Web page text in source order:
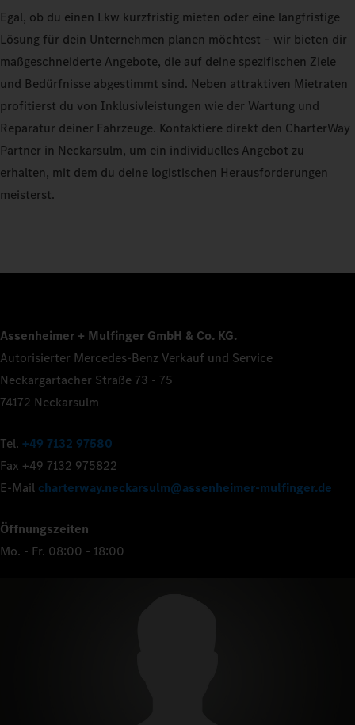
Egal, ob du einen Lkw kurzfristig mieten oder eine langfristige
Lösung für dein Unternehmen planen möchtest – wir bieten dir
maßgeschneiderte Angebote, die auf deine spezifischen Ziele
und Bedürfnisse abgestimmt sind. Neben attraktiven Mietraten
profitierst du von Inklusivleistungen wie der Wartung und
Reparatur deiner Fahrzeuge. Kontaktiere direkt den CharterWay
Partner in Neckarsulm, um ein individuelles Angebot zu
erhalten, mit dem du deine logistischen Herausforderungen
meisterst.
Assenheimer + Mulfinger GmbH & Co. KG.
Autorisierter Mercedes-Benz Verkauf und Service
Neckargartacher Straße 73 - 75
74172 Neckarsulm
Tel. +49 7132 97580
Fax +49 7132 975822
E-Mail charterway.neckarsulm@assenheimer-mulfinger.de
Öffnungszeiten
Mo. - Fr. 08:00 - 18:00